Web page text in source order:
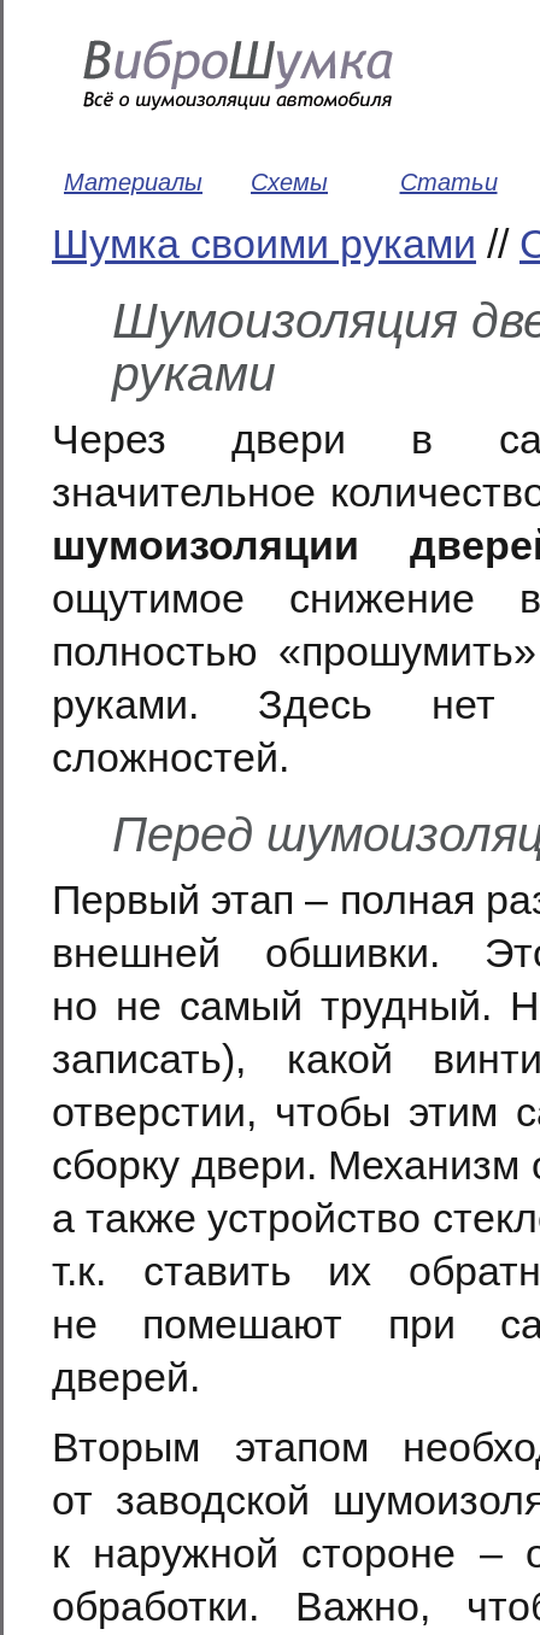
Шумка своими руками //
Шумоизоляция
руками
Через двери в
значительное
шумоизоляции
ощутимое снижение
полностью
руками. Здесь нет
сложностей.
Перед
Первый этап – полная
внешней обшивки.
но не самый трудный.
записать), какой
отверстии, чтобы этим
сборку двери. Механизм
а также устройство
т.к. ставить их
не помешают при
дверей.
Вторым этапом
от заводской
к наружной стороне –
обработки. Важно,
Материалы Схемы Статьи